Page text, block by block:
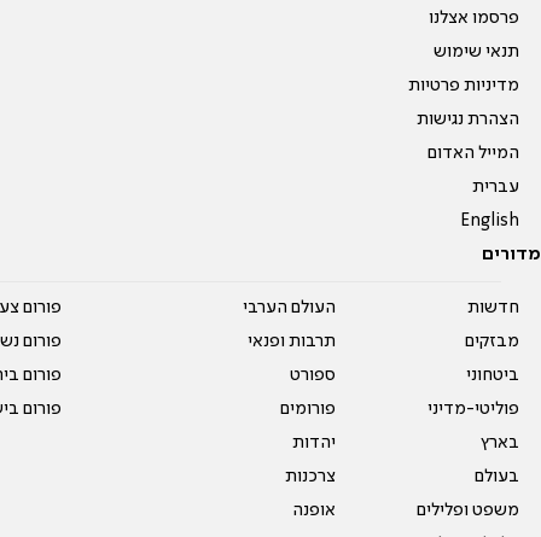
פרסמו אצלנו
תנאי שימוש
מדיניות פרטיות
הצהרת נגישות
המייל האדום
עברית
English
מדורים
חדשות
מבזקים
ביטחוני
פוליטי-מדיני
בארץ
בעולם
משפט ופלילים
העולם הערבי
תרבות ופנאי
ספורט
פורומים
יהדות
צרכנות
אופנה
פורום
פורום
פורום
פורום